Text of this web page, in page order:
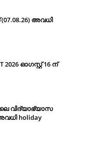
അവധി
2026 ഓഗസ്റ്റ് 16 ന്
വിദ്യാഭ്യാസ
holiday